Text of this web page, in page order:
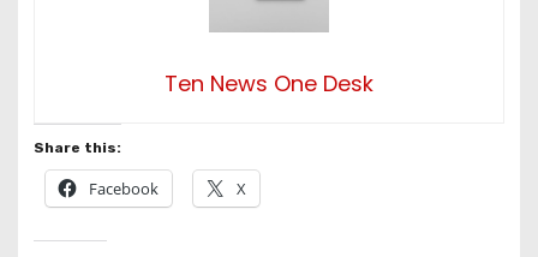
Ten News One Desk
Share this:
Facebook X